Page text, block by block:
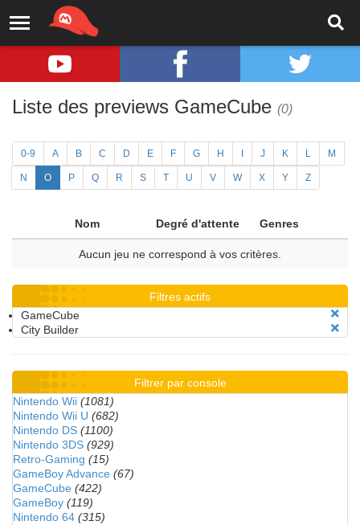
Liste des previews GameCube (0)
0-9 A B C D E F G H J K L M
N O P Q R S T U V W X Y Z
Nom Degré d'attente Genres
Aucun jeu ne correspond à vos critères.
Filtres actifs
GameCube
City Builder
Filtrer par console
Nintendo Wii (1081)
Nintendo Wii U (682)
Nintendo DS (1100)
Nintendo 3DS (929)
Retro-Gaming (15)
GameBoy Advance (67)
GameCube (422)
GameBoy (119)
Nintendo 64 (315)